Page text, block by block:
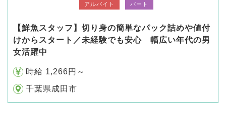
アルバイト パート
【鮮魚スタッフ】切り身の簡単なパック詰めや値付
けからスタート／未経験でも安心 幅広い年代の男
女活躍中
時給 1,266円～
千葉県成田市